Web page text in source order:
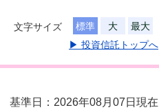
標準 大
最大
▶ 投資信託トップへ
文字サイズ
基準日：2026年08月07日現在